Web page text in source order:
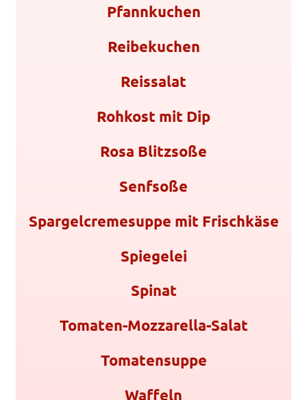
Pfannkuchen
Reibekuchen
Reissalat
Rohkost mit Dip
Rosa Blitzsoße
Senfsoße
Spargelcremesuppe mit Frischkäse
Spiegelei
Spinat
Tomaten-Mozzarella-Salat
Tomatensuppe
Waffeln